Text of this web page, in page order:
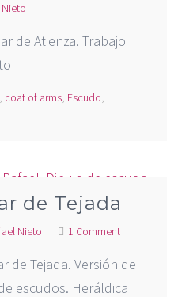
Nieto
de Atienza. Trabajo
, coat of arms, Escudo,
de Tejada
Nieto 1 Comment
de Tejada. Versión de
escudos. Heráldica